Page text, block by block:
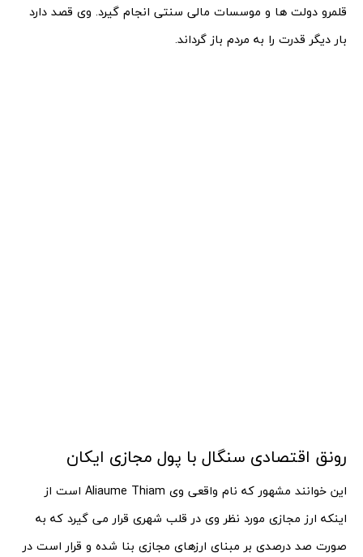
قلمرو دولت ها و موسسات مالی سنتی انجام گیرد. وی قصد دارد
بار دیگر قدرت را به مردم باز گرداند.
رونق اقتصادی سنگال با پول مجازی ایکان
این خوانند مشهور که نام واقعی وی Aliaume Thiam است از
اینکه ارز مجازی مورد نظر وی در قلب شهری قرار می گیرد که به
صورت صد درصدی بر مبنای ارزهای مجازی بنا شده و قرار است در